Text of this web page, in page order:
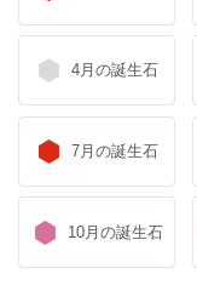
4月の誕生石
7月の誕生石
10月の誕生石